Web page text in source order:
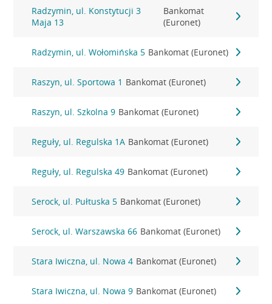
Radzymin, ul. Konstytucji 3
Maja 13
Bankomat
(Euronet)
Radzymin, ul. Wołomińska 5 Bankomat (Euronet)
Raszyn, ul. Sportowa 1 Bankomat (Euronet)
Raszyn, ul. Szkolna 9 Bankomat (Euronet)
Reguły, ul. Regulska 1A Bankomat (Euronet)
Reguły, ul. Regulska 49 Bankomat (Euronet)
Serock, ul. Pułtuska 5 Bankomat (Euronet)
Serock, ul. Warszawska 66 Bankomat (Euronet)
Stara Iwiczna, ul. Nowa 4 Bankomat (Euronet)
Stara Iwiczna, ul. Nowa 9 Bankomat (Euronet)